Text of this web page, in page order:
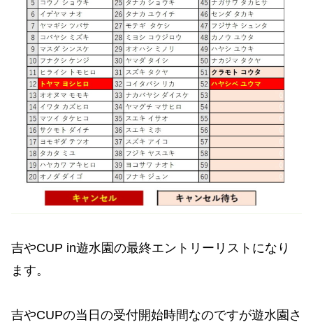
吉やCUP in遊水園の最終エントリーリストになり
ます。
吉やCUPの当日の受付開始時間なのですが遊水園さ